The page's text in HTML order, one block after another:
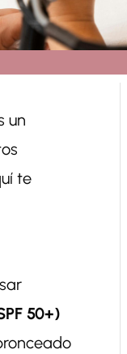
un
te
50+)